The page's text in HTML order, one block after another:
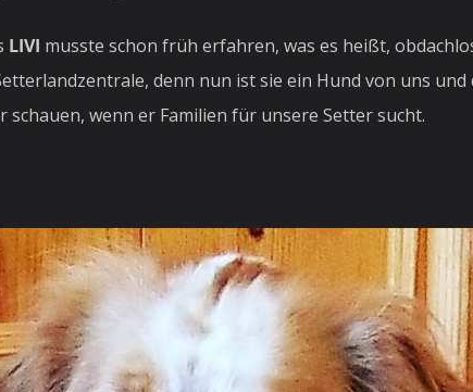
LIVI musste schon früh erfahren, was es heißt,
denn nun ist sie ein Hund von uns und
schauen, wenn er Familien für unsere Setter sucht.